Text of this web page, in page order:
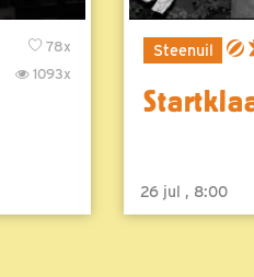
78x
1093x
Steenuil
26 jul , 8:00